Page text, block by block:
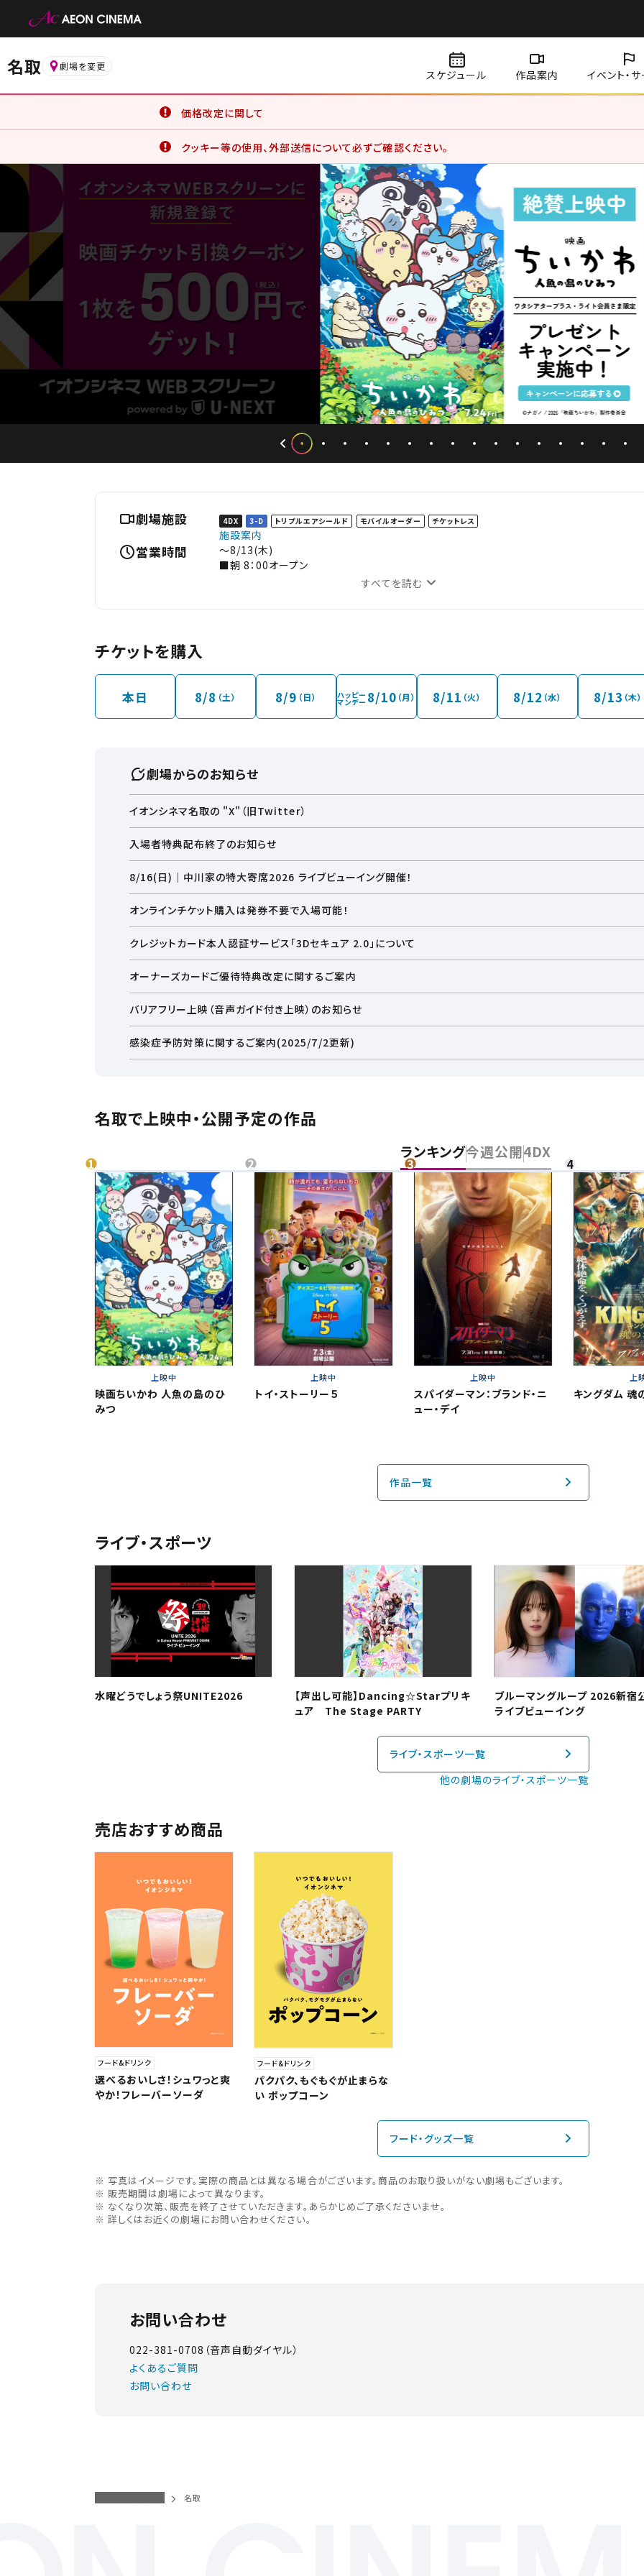
チケット購入
チケットの購入は下記リンクより、ご覧になりたい作品を選択しご購入くだ
上映スケジュールを確認する
その他の劇場を選ぶ
無料のワタシアターライト会員もあります。
予約を確認・変更する
チケットの予約状況の確認及び予約を変更したい場合は、下記リンクよりご確認
閉じる
名取 劇場を変更
スケジュール 作品案内 イベント・ サ
お近くの劇場から選ぶ
都道府県から選ぶ
北海道
東北
関東
北越
九州
北海道
東北
中国・四国
価格改定に関して
詳細はこちら
クッキー等の使用、外部送信について必ずご確認ください。
イオンシネマ公式アプリをご利用のお客さま
公式アプリでは、サービスの利用状況分析やお客さまの体験を向上させるためにクッキー等を使用していま
クッキー等の使用に同意したことになります。詳しくは、サイトポリシーをご覧ください。
詳細はこちら
劇場施設 4DX 3-D トリプルエアシールド モバイルオーダー チケットレス
施設案内
営業時間
～8/13(木)
■朝 8：00オープン
※イオンモール専門店街のオープン10分前（9:50～10:00）は、
※オープン時間は予告なく変更になる場合がございます。
尚、保護者の方が同伴で同一作品をご鑑賞の場合のみご入場いただけます。
ご不便をお掛けいたしますが、ご理解、ご協力をお願いいたします。
すべてを読む
チケットを購入
本日 8/8 （土） 8/9 （日） ハッピー
マンデー 8/10 （月） 8/11 （火） 8/12 （水） 8/13 （木）
劇場からのお知らせ
イオンシネマ名取の "X"（旧Twitter）
入場者特典配布終了のお知らせ
【 詳細はこちら】
8/16(日)｜中川家の特大寄席2026 ライブビューイング開催！
オンラインチケット購入は発券不要で入場可能！
クレジットカード本人認証サービス「3Dセキュア 2.0」について
オーナーズカードご優待特典改定に関するご案内
バリアフリー上映（音声ガイド付き上映）のお知らせ
感染症予防対策に関するご案内(2025/7/2更新)
名取で上映中・公開予定の作品
ランキング今週公開4DX
上映中
映画ちいかわ 人魚の島のひ
みつ
上映中
トイ・ストーリー５
上映中
スパイダーマン：ブランド・ニ
ュー・デイ
上
キングダム 魂
作品一覧
ライブ・スポーツ
水曜どうでしょう祭UNITE2026
【声出し可能】Dancing☆Starプリキ
ュア The Stage PARTY
ブルーマングループ 2026新宿
ライブビューイング
ライブ・スポーツ一覧
他の劇場のライブ・スポーツ一覧
売店おすすめ商品
フード&ドリンク
選べるおいしさ！シュワっと爽
やか！フレーバーソーダ
フード&ドリンク
パクパク、もぐもぐが止まらな
い ポップコーン
フード・グッズ一覧
写真はイメージです。実際の商品とは異なる場合がございます。商品のお取り扱いがない劇場もございます。
販売期間は劇場によって異なります。
なくなり次第、販売を終了させていただきます。あらかじめご了承くださいませ。
詳しくはお近くの劇場にお問い合わせください。
お問い合わせ
022-381-0708（音声自動ダイヤル）
よくあるご質問
お問い合わせ
名取
劇場を変更しますか？
劇場を変更すると、STEP2以降で選択いただいた情報は解除されます
上映日を変更しますか？
上映日を変更すると、STEP3以降で選択いただいた情報は解除されま